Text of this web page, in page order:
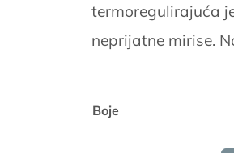
termoregulirajuća
neprijatne mirise.
Boje